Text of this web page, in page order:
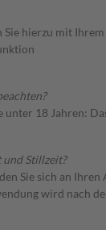
Sie hierzu mit
unter 18 Jahren:
und Stillzeit?
Sie sich an
wird nach